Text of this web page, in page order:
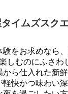
イムズスク
をお求めなら、
しむのにふさわ
ら仕入れた新
快かつ味わい